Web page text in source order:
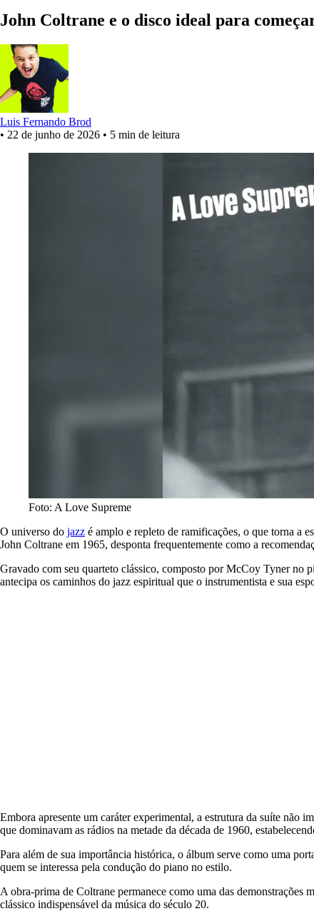
John Coltrane e o disco ideal para
Luis Fernando Brod
• 22 de junho de 2026 • 5 min de leitura
Foto: A Love Supreme
O universo do jazz é amplo e repleto de ramificações, o que torna a
John Coltrane em 1965, desponta frequentemente como a
Gravado com seu quarteto clássico, composto por McCoy Tyner no
antecipa os caminhos do jazz espiritual que o instrumentista e sua
Embora apresente um caráter experimental, a estrutura da suíte não
que dominavam as rádios na metade da década de 1960,
Para além de sua importância histórica, o álbum serve como uma
quem se interessa pela condução do piano no estilo.
A obra-prima de Coltrane permanece como uma das
clássico indispensável da música do século 20.